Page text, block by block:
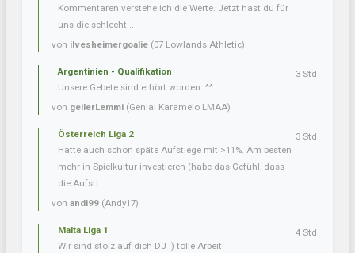
Kommentaren verstehe ich die Werte. Jetzt hast du für
uns die schlecht...
von ilvesheimergoalie (07 Lowlands Athletic)
Argentinien - Qualifikation
Unsere Gebete sind erhört worden..^^
von geilerLemmi (Genial Karamelo LMAA)
3 Std
Österreich Liga 2
Hatte auch schon späte Aufstiege mit >11%. Am besten
mehr in Spielkultur investieren (habe das Gefühl, dass
die Aufsti...
von andi99 (Andy17)
3 Std
Malta Liga 1
Wir sind stolz auf dich DJ :) tolle Arbeit
4 Std